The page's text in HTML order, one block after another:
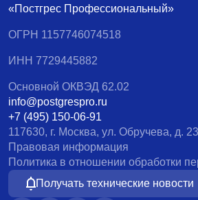
«Постгрес Профессиональный»
ОГРН 1157746074518
ИНН 7729445882
Основной ОКВЭД 62.02
info@postgrespro.ru
+7 (495) 150-06-91
117630, г. Москва, ул. Обручева, д.
Правовая информация
Политика в отношении обработки
Получать технические новости